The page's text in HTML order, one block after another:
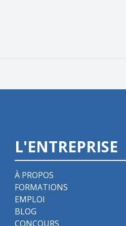
L'ENTREPRISE
À PROPOS
FORMATIONS
EMPLOI
BLOG
CONCOURS